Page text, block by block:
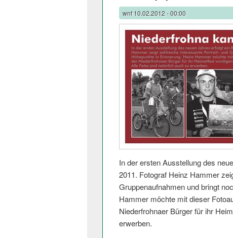
wnf10.02.2012 - 00:00
In der ersten Ausstellung des
2011. Fotograf Heinz Hammer
Gruppenaufnahmen und bringt
Hammer möchte mit dieser
Niederfrohnaer Bürger für ihr
erwerben.